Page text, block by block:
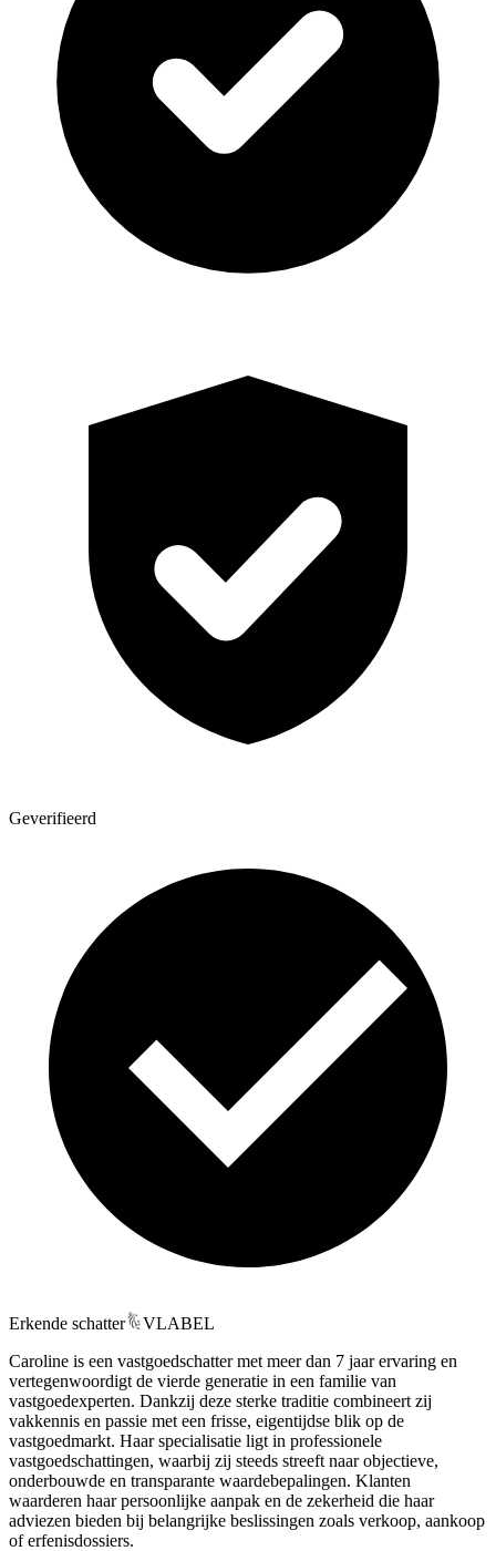
Geverifieerd
Erkende schatter
VLABEL
Caroline is een vastgoedschatter met meer dan 7 jaar ervaring en
vertegenwoordigt de vierde generatie in een familie van
vastgoedexperten. Dankzij deze sterke traditie combineert zij
vakkennis en passie met een frisse, eigentijdse blik op de
vastgoedmarkt. Haar specialisatie ligt in professionele
vastgoedschattingen, waarbij zij steeds streeft naar objectieve,
onderbouwde en transparante waardebepalingen. Klanten
waarderen haar persoonlijke aanpak en de zekerheid die haar
adviezen bieden bij belangrijke beslissingen zoals verkoop, aankoop
of erfenisdossiers.